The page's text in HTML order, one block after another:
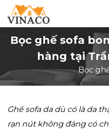
Bọc ghế sofa
hàng tại
Bọc
Ghế sofa da dù có là da
rạn nút không đáng có